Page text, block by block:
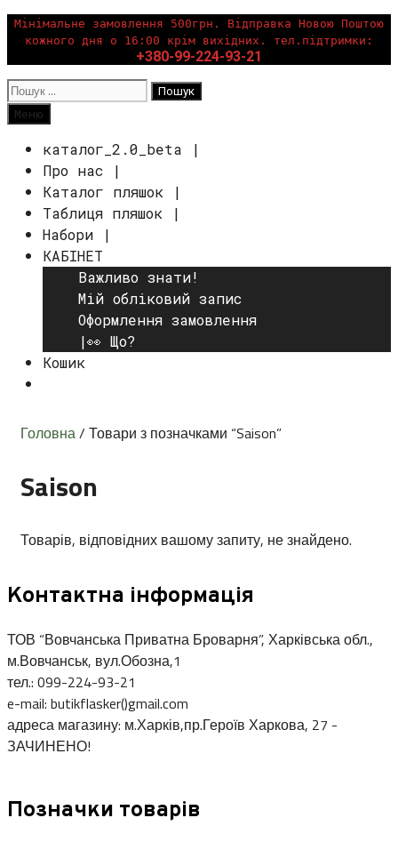
Перейти
вмісту
Мінімальне замовлення 500грн. Відправка Новою Поштою
кожного дня о 16:00 крім вихідних. тел.підтримки:
+380-99-224-93-21
Пошук:
Пошук
Меню
каталог_2.0_beta |
Про нас |
Каталог пляшок |
Таблиця пляшок |
Набори |
КАБІНЕТ
Важливо знати!
Мій обліковий запис
Оформлення замовлення
|👀 Що?
Кошик
Головна/ Товари з позначками “Saison”
Saison
Товарів, відповідних вашому запиту, не знайдено.
Контактна інформація
ТОВ “Вовчанська Приватна Броварня”, Харківська обл.,
м.Вовчанськ, вул.Обозна,1
тел.: 099-224-93-21
e-mail: butikflasker()gmail.com
адреса магазину: м.Харків,пр.Героїв Харкова, 27 -
ЗАЧИНЕНО!
Позначки товарів